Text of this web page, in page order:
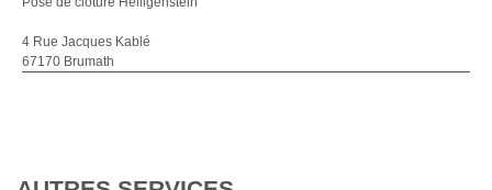
4 Rue Jacques Kablé
67170 Brumath